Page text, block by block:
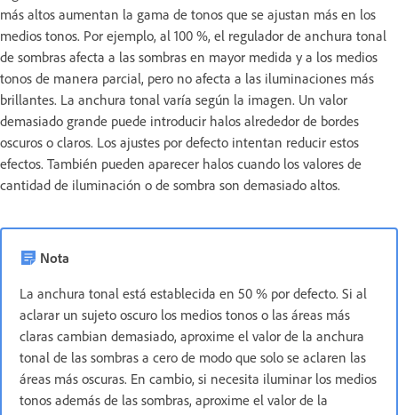
más altos aumentan la gama de tonos que se ajustan más en los
medios tonos. Por ejemplo, al 100 %, el regulador de anchura tonal
de sombras afecta a las sombras en mayor medida y a los medios
tonos de manera parcial, pero no afecta a las iluminaciones más
brillantes. La anchura tonal varía según la imagen. Un valor
demasiado grande puede introducir halos alrededor de bordes
oscuros o claros. Los ajustes por defecto intentan reducir estos
efectos. También pueden aparecer halos cuando los valores de
cantidad de iluminación o de sombra son demasiado altos.
Nota
La anchura tonal está establecida en 50 % por defecto. Si al
aclarar un sujeto oscuro los medios tonos o las áreas más
claras cambian demasiado, aproxime el valor de la anchura
tonal de las sombras a cero de modo que solo se aclaren las
áreas más oscuras. En cambio, si necesita iluminar los medios
tonos además de las sombras, aproxime el valor de la